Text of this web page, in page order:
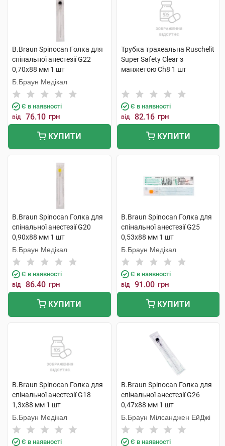
B.Braun Spinocan Голка для
спінальної анестезії G22
0,70x88 мм 1 шт
Б.Браун Медікал
Є в наявності
від 76.10 грн
КУПИТИ
Трубка трахеальна Ruschelit
Super Safety Clear з
манжетою Ch8 1 шт
Є в наявності
від 82.16 грн
КУПИТИ
B.Braun Spinocan Голка для
спінальної анестезії G20
0,90x88 мм 1 шт
Б.Браун Медікал
Є в наявності
від 86.40 грн
КУПИТИ
B.Braun Spinocan Голка для
спінальної анестезії G25
0,53x88 мм 1 шт
Б.Браун Медікал
Є в наявності
від 91.00 грн
КУПИТИ
B.Braun Spinocan Голка для
спінальної анестезії G18
1,3x88 мм 1 шт
Б.Браун Медікал
Є в наявності
B.Braun Spinocan Голка для
спінальної анестезії G26
0,47x88 мм 1 шт
Б.Браун Мілсанджен ЕйДжі
Є в наявності